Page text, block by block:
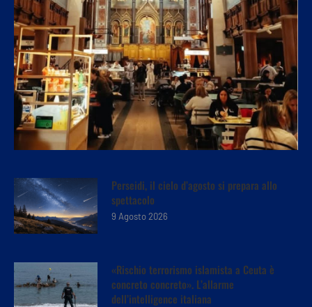
Perseidi, il cielo d’agosto si prepara allo
spettacolo
9 Agosto 2026
«Rischio terrorismo islamista a Ceuta è
concreto concreto». L’allarme
dell’intelligence italiana